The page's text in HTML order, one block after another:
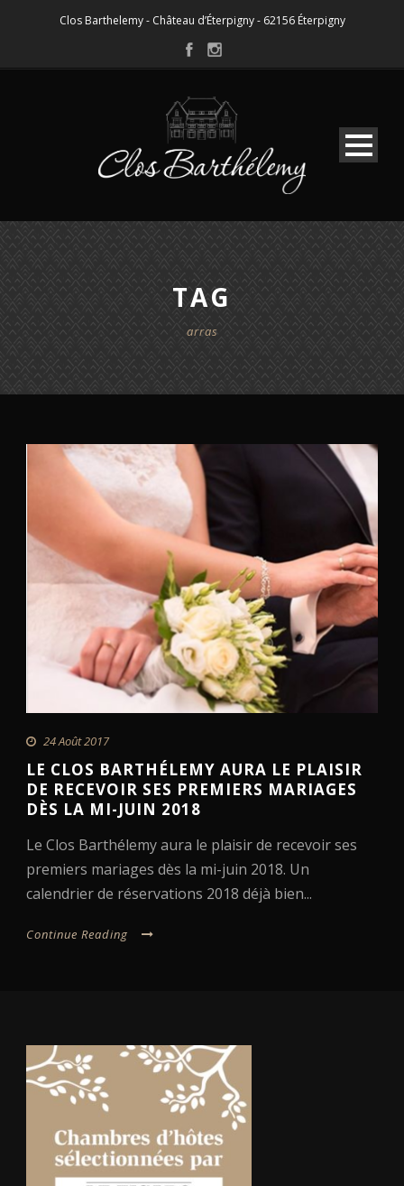
Clos Barthelemy - Château d’Éterpigny - 62156 Éterpigny
TAG
arras
24 Août 2017
LE CLOS BARTHÉLEMY AURA LE PLAISIR
DE RECEVOIR SES PREMIERS MARIAGES
DÈS LA MI-JUIN 2018
Le Clos Barthélemy aura le plaisir de recevoir ses
premiers mariages dès la mi-juin 2018. Un
calendrier de réservations 2018 déjà bien...
Continue Reading